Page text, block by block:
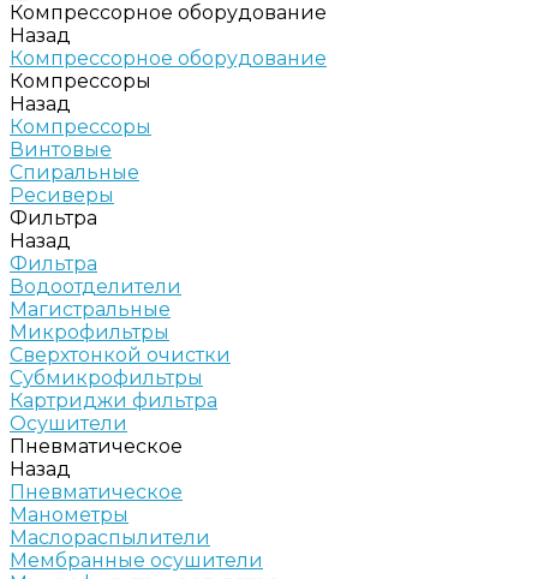
Компрессорное оборудование
Назад
Компрессорное оборудование
Компрессоры
Назад
Компрессоры
Винтовые
Спиральные
Ресиверы
Фильтра
Назад
Фильтра
Водоотделители
Магистральные
Микрофильтры
Сверхтонкой очистки
Субмикрофильтры
Картриджи фильтра
Осушители
Пневматическое
Назад
Пневматическое
Манометры
Маслораспылители
Мембранные осушители